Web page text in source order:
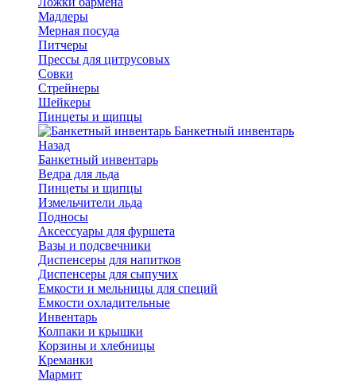
Мадлеры
Мерная посуда
Питчеры
Прессы для цитрусовых
Совки
Стрейнеры
Шейкеры
Пинцеты и щипцы
Банкетный инвентарь
Назад
Банкетный инвентарь
Ведра для льда
Пинцеты и щипцы
Измельчители льда
Подносы
Аксессуары для фуршета
Вазы и подсвечники
Диспенсеры для напитков
Диспенсеры для сыпучих
Емкости и мельницы для специй
Емкости охладительные
Инвентарь
Колпаки и крышки
Корзины и хлебницы
Креманки
Мармит